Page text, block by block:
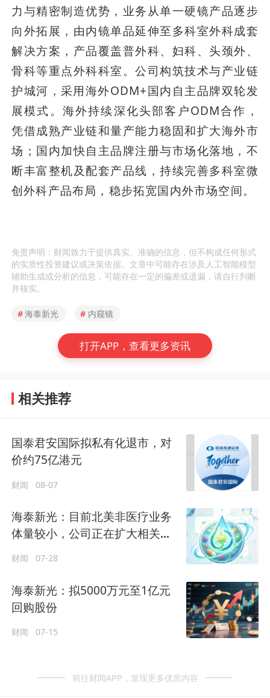
力与精密制造优势，业务从单一硬镜产品逐步
向外拓展，由内镜单品延伸至多科室外科成套
解决方案，产品覆盖普外科、妇科、头颈外、
骨科等重点外科科室。公司构筑技术与产业链
护城河，采用海外ODM+国内自主品牌双轮发
展模式。海外持续深化头部客户ODM合作，
凭借成熟产业链和量产能力稳固和扩大海外市
场；国内加快自主品牌注册与市场化落地，不
断丰富整机及配套产品线，持续完善多科室微
创外科产品布局，稳步拓宽国内外市场空间。
免责声明：财闻致力于提供真实、准确的信息，但不构成任何形式
的实质性投资建议或决策依据。文章中可能存在涉及人工智能模型
辅助生成或分析的信息，可能存在一定的偏差或遗漏，请自行判断
并核实。
#海泰新光 # 内窥镜
打开APP，查看更多资讯
相关推荐
国泰君安国际拟私有化退市，对
价约75亿港元
财闻 08-07
海泰新光：目前北美非医疗业务
体量较小，公司正在扩大相关产
能
财闻 07-28
海泰新光：拟5000万元至1亿元
回购股份
财闻 07-15
前往财闻APP，发现更多优质内容